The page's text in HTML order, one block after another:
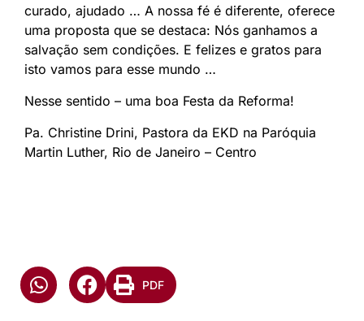
curado, ajudado … A nossa fé é diferente, oferece
uma proposta que se destaca: Nós ganhamos a
salvação sem condições. E felizes e gratos para
isto vamos para esse mundo …
Nesse sentido – uma boa Festa da Reforma!
Pa. Christine Drini, Pastora da EKD na Paróquia
Martin Luther, Rio de Janeiro – Centro
PDF